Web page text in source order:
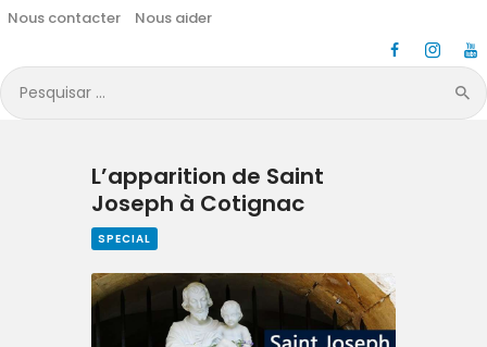
Nous contacter
Nous aider
Pesquisar
por:
Vidéos
Boutique en ligne
Nous aider
L’apparition de Saint
Joseph à Cotignac
SPECIAL